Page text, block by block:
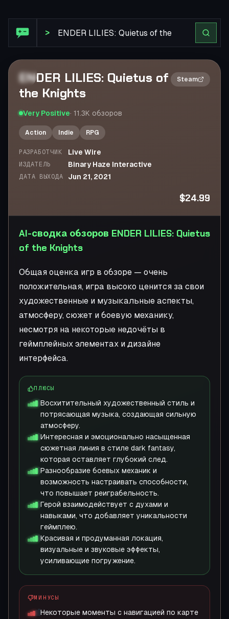
>
2×
ENDER LILIES: Quietus of
the Knights
Steam
Very Positive· 11.3K обзоров
Action Indie RPG
РАЗРАБОТЧИК Live Wire
ИЗДАТЕЛЬ Binary Haze Interactive
ДАТА ВЫХОДА Jun 21, 2021
$24.99
AI-сводка обзоров ENDER LILIES: Quietus
of the Knights
Общая оценка игр в обзоре — очень
положительная, игра высоко ценится за свои
художественные и музыкальные аспекты,
атмосферу, сюжет и боевую механику,
несмотря на некоторые недочёты в
геймплейных элементах и дизайне
интерфейса.
ПЛЮСЫ
Восхитительный художественный стиль и
потрясающая музыка, создающая сильную
атмосферу.
Интересная и эмоционально насыщенная
сюжетная линия в стиле dark fantasy,
которая оставляет глубокий след.
Разнообразие боевых механик и
возможность настраивать способности,
что повышает реиграбельность.
Герой взаимодействует с духами и
навыками, что добавляет уникальности
геймплею.
Красивая и продуманная локация,
визуальные и звуковые эффекты,
усиливающие погружение.
МИНУСЫ
Некоторые моменты с навигацией по карте